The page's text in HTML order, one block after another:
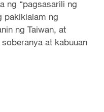
ng “pagsasarili ng
pakikialam ng
ng Taiwan, at
at kabuuan